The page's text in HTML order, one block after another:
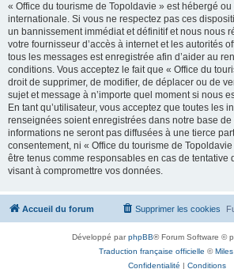
« Office du tourisme de Topoldavie » est hébergé
internationale. Si vous ne respectez pas ces
un bannissement immédiat et définitif et nous nous
votre fournisseur d’accès à internet et les autorités
tous les messages est enregistrée afin d’aider au
conditions. Vous acceptez le fait que « Office du
droit de supprimer, de modifier, de déplacer ou de
sujet et message à n’importe quel moment si nous
En tant qu’utilisateur, vous acceptez que toutes les
renseignées soient enregistrées dans notre base
informations ne seront pas diffusées à une tierce
consentement, ni « Office du tourisme de
être tenus comme responsables en cas de tentative
visant à compromettre vos données.
Accueil du forum Supprimer les cookies
Développé parphpBB® Forum Software ©
Traduction française officielle ©
Confidentialité | Conditions